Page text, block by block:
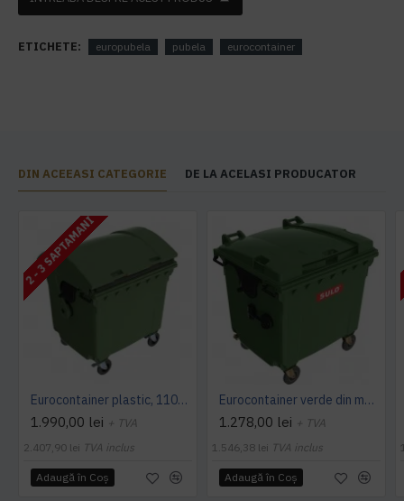
ETICHETE: europubela pubela eurocontainer
DIN ACEEASI CATEGORIE DE LA ACELASI PRODUCATOR
2 - 3 SAPTAMANI
Eurocontainer plastic, 1100 L, verde, capac rotund - Transport Inclus
1.990,00 lei + TVA
2.407,90 lei TVA inclus
Adaugă în Coş
Eurocontainer verde din material plastic, cu capac plat, SULO, 1100 l - Transport Inclus
1.278,00 lei + TVA
1.546,38 lei TVA inclus
Adaugă în Coş